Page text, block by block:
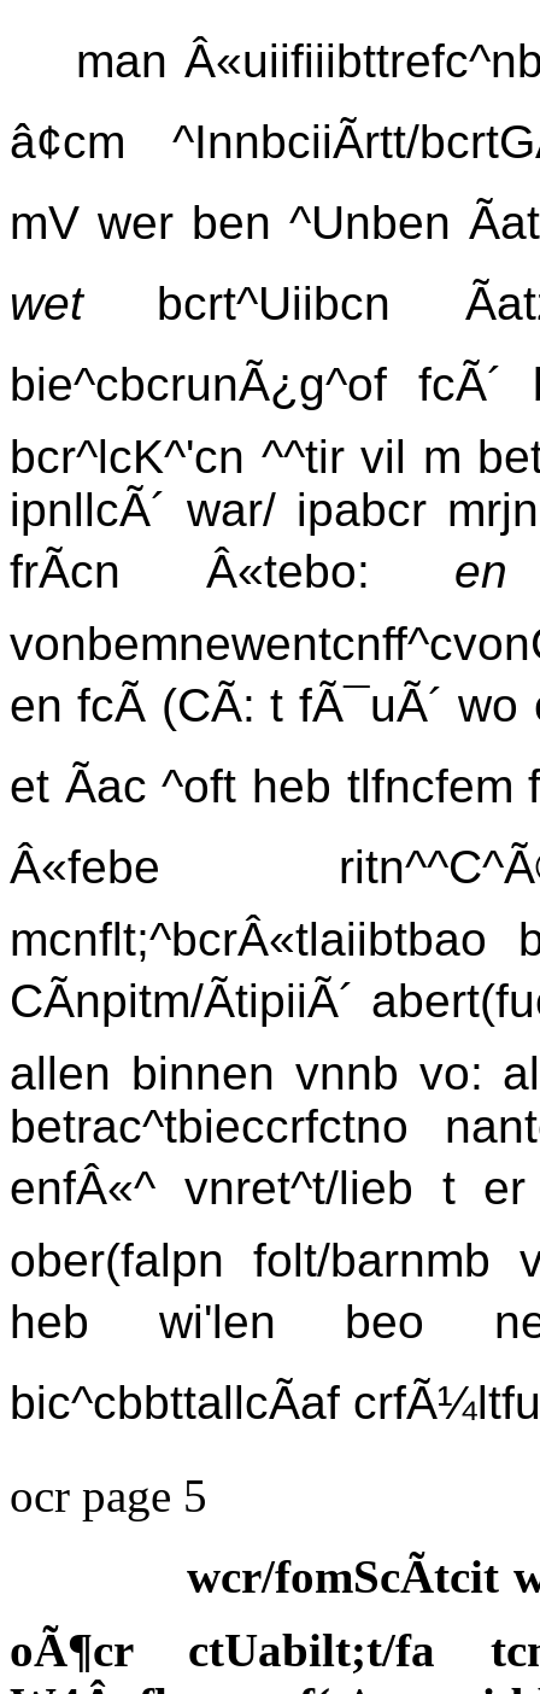
man
â¢cm ^InnbciiÃrtt/
mV wer ben ^Unben
wet bcrt^Uiibcn
bie^cbcrunÃ¿g^of
bcr^lcK^'cn ^^tir vil m
ipnllcÃ´ war/ ipabcr
frÃcn Â«tebo: en
en fcÃ (CÃ: t fÃ¯uÃ´
et Ãac ^oft heb
Â«febe
CÃnpitm/ÃtipiiÃ´
allen binnen vnnb vo:
betrac^tbieccrfctno
enfÂ«^ vnret^t/lieb t
ober(falpn folt/barnmb
heb wi'len beo
bic^cbbttallcÃaf
ocr page 5
wcr/fomScÃtcit
oÃ¶cr ctUabilt;t/fa